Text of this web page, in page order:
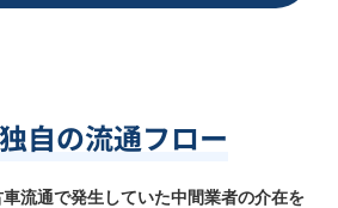
自の流通フロー
流通で発生していた中間業者の介在を